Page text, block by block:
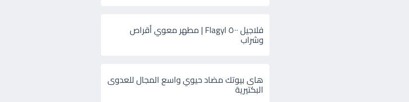
فلاجيل ٥٠٠ Flagyl | مطهر معوي أقراص
وشراب
هاى بيوتك مضاد حيوي واسع المجال للعدوى
البكتيرية